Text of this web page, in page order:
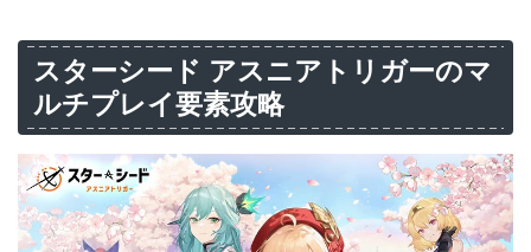
スターシード アスニアトリガーのマ
ルチプレイ要素攻略